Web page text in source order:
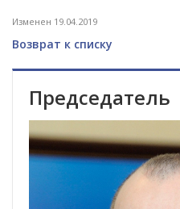
Изменен 19.04.2019
Возврат к списку
Председатель